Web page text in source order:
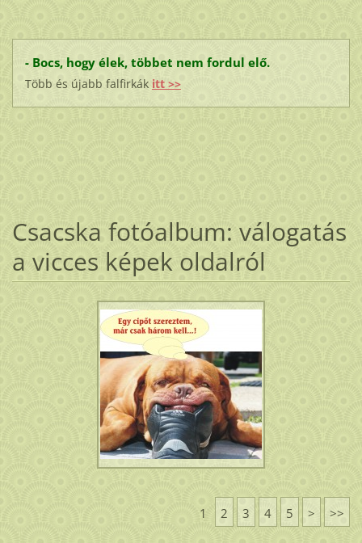
- Bocs, hogy élek, többet nem fordul elő.
Több és újabb falfirkák itt >>
Csacska fotóalbum: válogatás
a vicces képek oldalról
1 2 3 4 5 > >>